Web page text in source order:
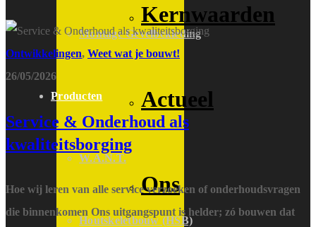
Montage Gevelbekleding
Producten
W.A.N.T.
Houtskeletbouw (HSB)
Kernwaarden
Actueel
Ons
Ontwikkelingen, Weet wat je bouwt!
26/05/2026
Service & Onderhoud als
kwaliteitsborging
Hoe wij leren van alle service verzoeken of onderhoudsvragen
die binnenkomen Ons uitgangspunt is helder; zó bouwen dat